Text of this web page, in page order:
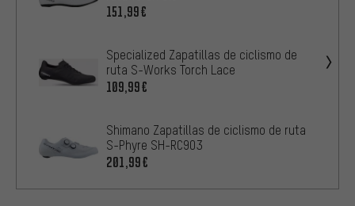
151,99€
Specialized Zapatillas de ciclismo de
ruta S-Works Torch Lace
109,99€
Shimano Zapatillas de ciclismo de ruta
S-Phyre SH-RC903
201,99€